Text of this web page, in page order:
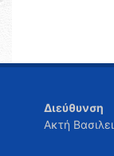
Διεύθυνση
Ακτή